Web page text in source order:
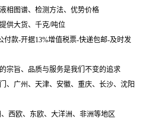
相图谱、检测方法、优势价格
供大货、千克/吨位
付款-开据13%增值税票-快递包邮-及时发
宗旨、品质与服务是我们不变的追求
、广州、天津、安徽、重庆、长沙、沈阳
西欧、东欧、大洋洲、非洲等地区